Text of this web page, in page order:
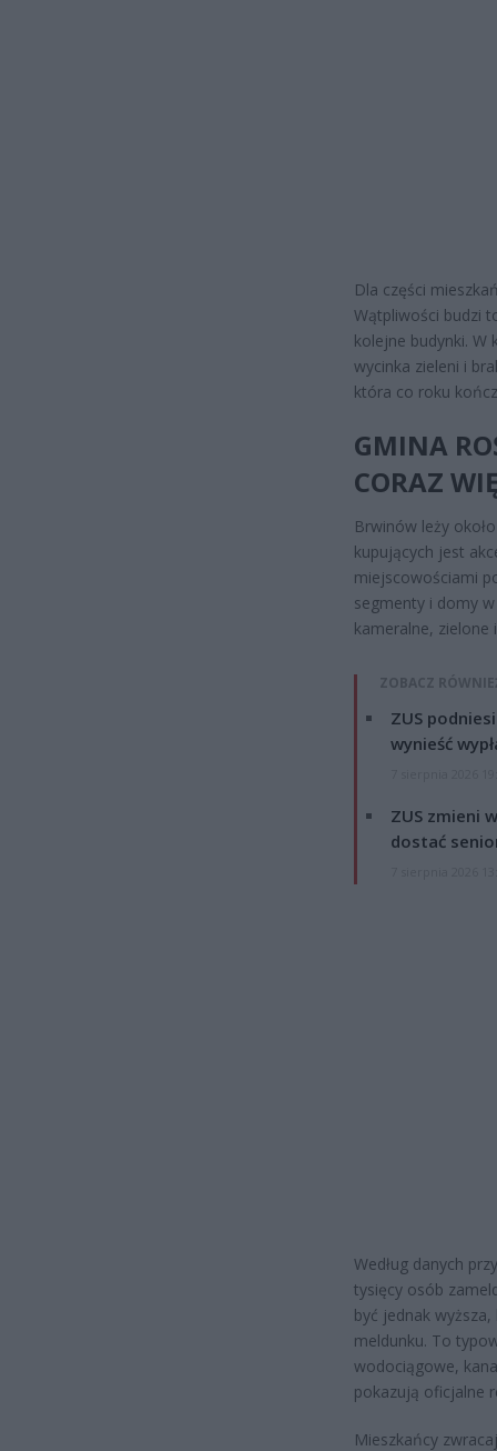
Dla części
Wątpliwości budzi
kolejne budynki. W
wycinka zieleni i
która co roku
GMINA
CORAZ
Brwinów leży
kupujących jest
miejscowościami
segmenty i domy
kameralne, zielone
ZOBACZ
ZUS
wynieść
ZUS zmieni
dostać
Według danych
tysięcy osób
być jednak
meldunku. To
wodociągowe,
pokazują oficjalne
Mieszkańcy